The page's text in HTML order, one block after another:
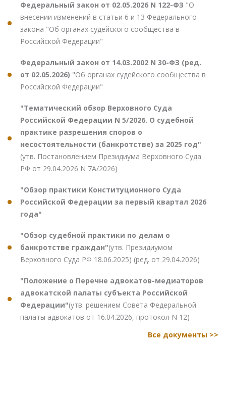
Федеральный закон от 02.05.2026 N 122-ФЗ "О
внесении изменений в статьи 6 и 13 Федерального
закона "Об органах судейского сообщества в
Российской Федерации"
Федеральный закон от 14.03.2002 N 30-ФЗ (ред.
от 02.05.2026) "Об органах судейского сообщества в
Российской Федерации"
"Тематический обзор Верховного Суда
Российской Федерации N 5/2026. О судебной
практике разрешения споров о
несостоятельности (банкротстве) за 2025 год"
(утв. Постановлением Президиума Верховного Суда
РФ от 29.04.2026 N 7А/2026)
"Обзор практики Конституционного Суда
Российской Федерации за первый квартал 2026
года"
"Обзор судебной практики по делам о
банкротстве граждан"(утв. Президиумом
Верховного Суда РФ 18.06.2025) (ред. от 29.04.2026)
"Положение о Перечне адвокатов-медиаторов
адвокатской палаты субъекта Российской
Федерации"(утв. решением Совета Федеральной
палаты адвокатов от 16.04.2026, протокол N 12)
Все документы >>